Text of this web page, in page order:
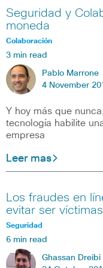
Seguridad y
moneda
Colaboración
3 min read
Pablo Marrone
4 November
Y hoy más que
tecnología habilite
empresa
Leer mas
Los fraudes en
evitar ser
Seguridad
6 min read
Ghassan Dreibi